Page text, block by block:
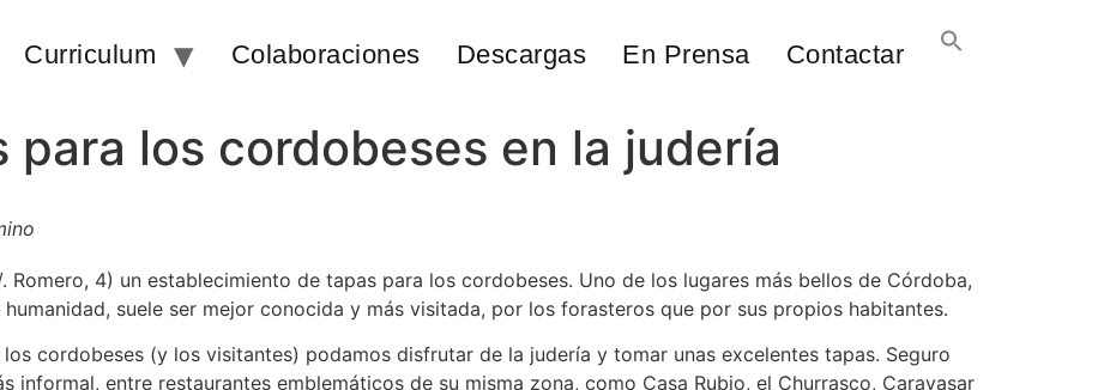
Curriculum Colaboraciones Descargas En Prensa Contactar
para los cordobeses en la judería
4) un establecimiento de tapas para los cordobeses. Uno de los lugares más bellos de Córdoba,
suele ser mejor conocida y más visitada, por los forasteros que por sus propios habitantes.
cordobeses (y los visitantes) podamos disfrutar de la judería y tomar unas excelentes tapas. Seguro
informal, entre restaurantes emblemáticos de su misma zona, como Casa Rubio, el Churrasco, Caravasar